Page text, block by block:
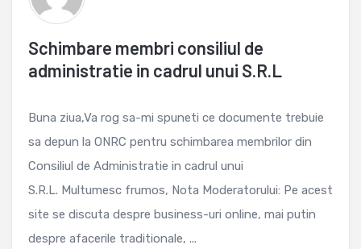
Schimbare membri consiliul de
administratie in cadrul unui S.R.L
Buna ziua,Va rog sa-mi spuneti ce documente trebuie
sa depun la ONRC pentru schimbarea membrilor din
Consiliul de Administratie in cadrul unui
S.R.L. Multumesc frumos, Nota Moderatorului: Pe acest
site se discuta despre business-uri online, mai putin
despre afacerile traditionale, ...